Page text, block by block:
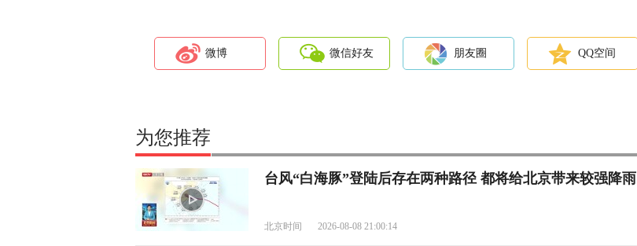
微博 微信好友 朋友圈 QQ空间
为您推荐
台风“白海豚”登陆后存在两种路径 都将给北京带来较强降雨
北京时间 2026-08-08 21:00:14